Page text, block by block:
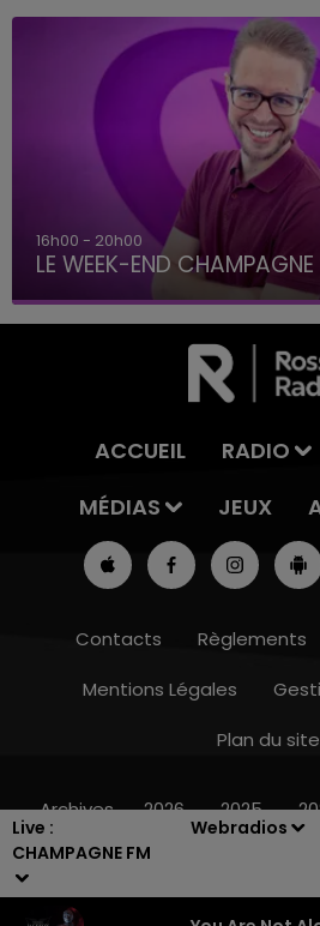
Live :
CHAMPAGNE FM
Webradios
7h00 - 12h00
16h00 - 20h00
LE WEEK-END CHAMPAGNE
ACCUEIL RADIO
MÉDIAS
JEUX
Contacts Règlements
Mentions Légales
Plan du site
Archives 2026 2025